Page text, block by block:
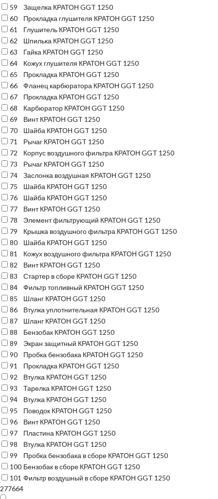
59
Защелка КРАТОН GGT 1250
60
Прокладка глушителя КРАТОН GGT 1250
61
Глушитель КРАТОН GGT 1250
62
Шпилька КРАТОН GGT 1250
63
Гайка КРАТОН GGT 1250
64
Кожух глушителя КРАТОН GGT 1250
65
Прокладка КРАТОН GGT 1250
66
Фланец карбюратора КРАТОН GGT 1250
67
Прокладка КРАТОН GGT 1250
68
Карбюратор КРАТОН GGT 1250
69
Винт КРАТОН GGT 1250
70
Шайба КРАТОН GGT 1250
71
Рычаг КРАТОН GGT 1250
72
Корпус воздушного фильтра КРАТОН GGT 1250
73
Рычаг КРАТОН GGT 1250
74
Заслонка воздушная КРАТОН GGT 1250
75
Шайба КРАТОН GGT 1250
76
Шайба КРАТОН GGT 1250
77
Винт КРАТОН GGT 1250
78
Элемент фильтрующий КРАТОН GGT 1250
79
Крышка воздушного фильтра КРАТОН GGT 1250
80
Шайба КРАТОН GGT 1250
81
Кожух воздушного фильтра КРАТОН GGT 1250
82
Винт КРАТОН GGT 1250
83
Стартер в сборе КРАТОН GGT 1250
84
Фильтр топливный КРАТОН GGT 1250
85
Шланг КРАТОН GGT 1250
86
Втулка уплотнительная КРАТОН GGT 1250
87
Шланг КРАТОН GGT 1250
88
Бензобак КРАТОН GGT 1250
89
Экран защитный КРАТОН GGT 1250
90
Пробка бензобака КРАТОН GGT 1250
91
Прокладка КРАТОН GGT 1250
92
Втулка КРАТОН GGT 1250
93
Тарелка КРАТОН GGT 1250
94
Втулка КРАТОН GGT 1250
95
Поводок КРАТОН GGT 1250
96
Винт КРАТОН GGT 1250
97
Пластина КРАТОН GGT 1250
98
Втулка КРАТОН GGT 1250
99
Пробка бензобака в сборе КРАТОН GGT 1250
100 Бензобак в сборе КРАТОН GGT 1250
101 Фильтр воздушный в сборе КРАТОН GGT 1250
277664